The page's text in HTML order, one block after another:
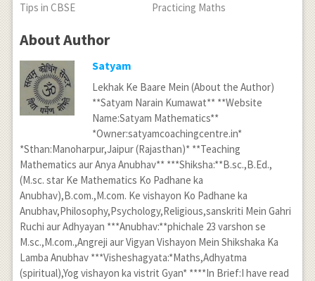
Tips in CBSE
Practicing Maths
About Author
Satyam
Lekhak Ke Baare Mein (About the Author)
**Satyam Narain Kumawat** **Website
Name:Satyam Mathematics**
*Owner:satyamcoachingcentre.in*
*Sthan:Manoharpur,Jaipur (Rajasthan)* **Teaching
Mathematics aur Anya Anubhav** ***Shiksha:**B.sc.,B.Ed.,
(M.sc. star Ke Mathematics Ko Padhane ka
Anubhav),B.com.,M.com. Ke vishayon Ko Padhane ka
Anubhav,Philosophy,Psychology,Religious,sanskriti Mein Gahri
Ruchi aur Adhyayan ***Anubhav:**phichale 23 varshon se
M.sc.,M.com.,Angreji aur Vigyan Vishayon Mein Shikshaka Ka
Lamba Anubhav ***Visheshagyata:*Maths,Adhyatma
(spiritual),Yog vishayon ka vistrit Gyan* ****In Brief:I have read